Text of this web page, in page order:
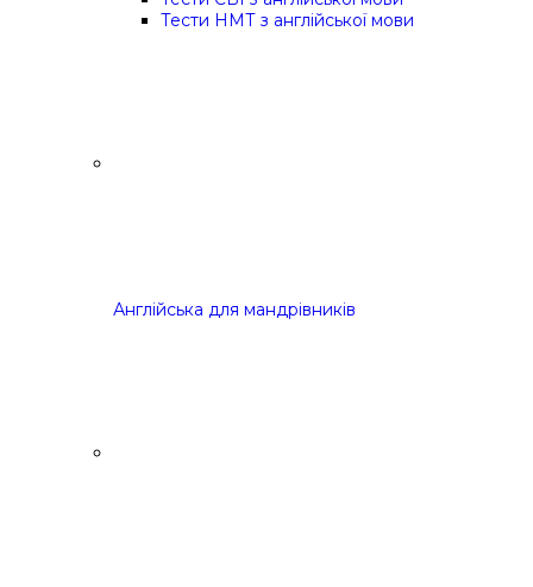
Тести НМТ з англійської мови
Англійська для мандрівників